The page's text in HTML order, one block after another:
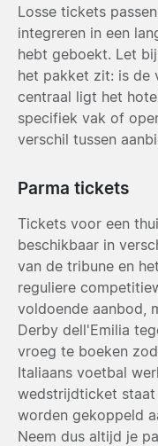
Losse tickets
integreren in een
hebt geboekt. Let
het pakket zit: is de
centraal ligt het
specifiek vak of
verschil tussen
Parma tickets
Tickets voor een
beschikbaar in
van de tribune en
reguliere
voldoende aanbod,
Derby dell'Emilia
vroeg te boeken
Italiaans voetbal
wedstrijdticket staat
worden gekoppeld
Neem dus altijd je